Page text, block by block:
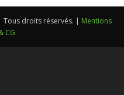
droits réservés. | Mentions
CG